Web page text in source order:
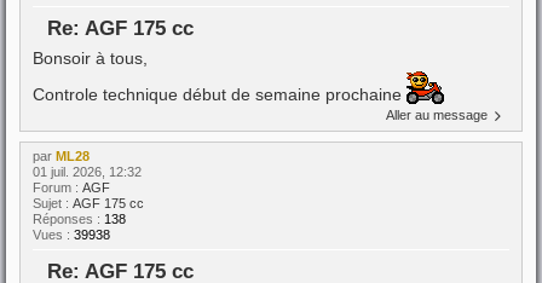
Re: AGF 175 cc
Bonsoir à tous,
Controle technique début de semaine prochaine
Aller au message
par ML28
01 juil. 2026, 12:32
Forum : AGF
Sujet : AGF 175 cc
Réponses : 138
Vues : 39938
Re: AGF 175 cc